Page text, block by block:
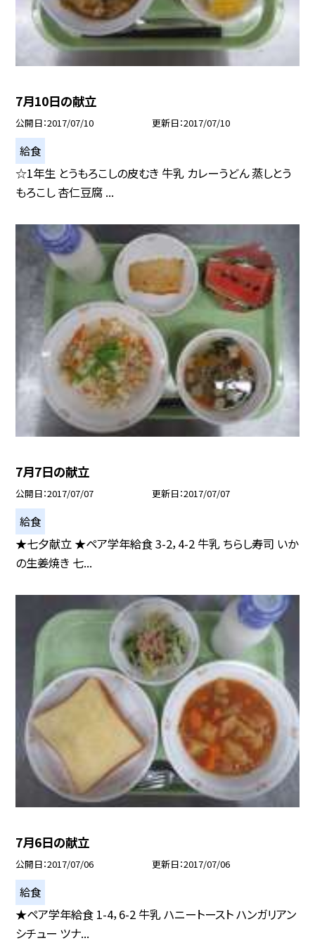
7月10日の献立
公開日 2017/07/10 更新日 2017/07/10
給食
☆1年生 とうもろこしの皮むき 牛乳 カレーうどん 蒸しとう
もろこし 杏仁豆腐 ...
7月7日の献立
公開日 2017/07/07 更新日 2017/07/07
給食
★七夕献立 ★ペア学年給食 3-2，4-2 牛乳 ちらし寿司 いか
の生姜焼き 七...
7月6日の献立
公開日 2017/07/06 更新日 2017/07/06
給食
★ペア学年給食 1-4，6-2 牛乳 ハニートースト ハンガリアン
シチュー ツナ...